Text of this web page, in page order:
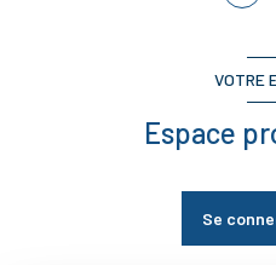
VOTRE
Espace
Se